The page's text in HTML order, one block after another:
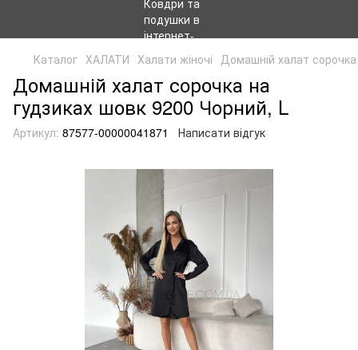
Каталог ХАЛАТИ Халати жіночі Домашній халат
Домашній халат сорочка на
гудзиках шовк 9200 Чорний, L
Артикул: 87577-00000041871 Написати відгук